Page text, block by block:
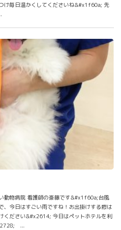
け毎日温かくしてくださいね&#x1f60a; 先
動物病院 看護師の斎藤です&#x1f60a;台風
、今日はすごい雨ですね！お出掛けする際は
ください&#x2614; 今日はペットホテルを利
...